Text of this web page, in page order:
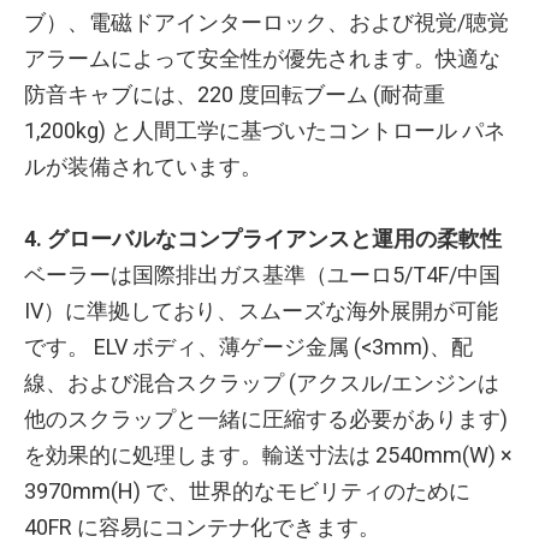
ブ）、電磁ドアインターロック、および視覚/聴覚
アラームによって安全性が優先されます。快適な
防音キャブには、220 度回転ブーム (耐荷重
1,200kg) と人間工学に基づいたコントロール パネ
ルが装備されています。
4. グローバルなコンプライアンスと運用の柔軟性
ベーラーは国際排出ガス基準（ユーロ5/T4F/中国
IV）に準拠しており、スムーズな海外展開が可能
です。 ELV ボディ、薄ゲージ金属 (<3mm)、配
線、および混合スクラップ (アクスル/エンジンは
他のスクラップと一緒に圧縮する必要があります)
を効果的に処理します。輸送寸法は 2540mm(W) ×
3970mm(H) で、世界的なモビリティのために
40FR に容易にコンテナ化できます。